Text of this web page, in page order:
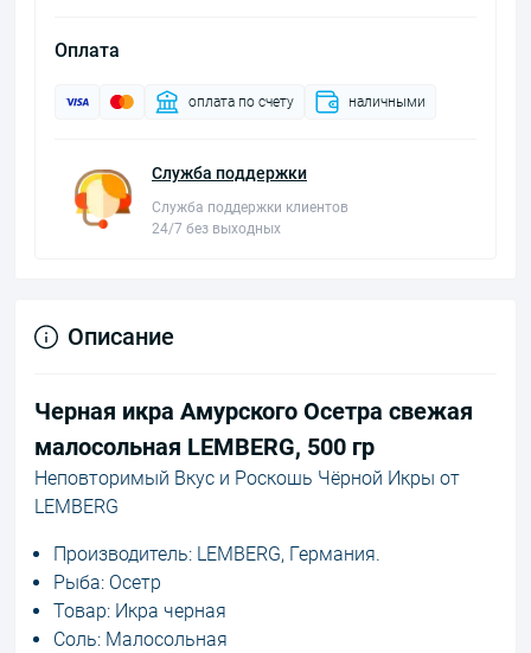
Оплата
оплата по счету наличными
Служба поддержки
Служба поддержки клиентов
24/7 без выходных
Описание
Черная икра Амурского Осетра свежая
малосольная LEMBERG, 500 гр
Неповторимый Вкус и Роскошь Чёрной Икры от
LEMBERG
Производитель: LEMBERG, Германия.
Рыба: Осетр
Товар: Икра черная
Соль: Малосольная